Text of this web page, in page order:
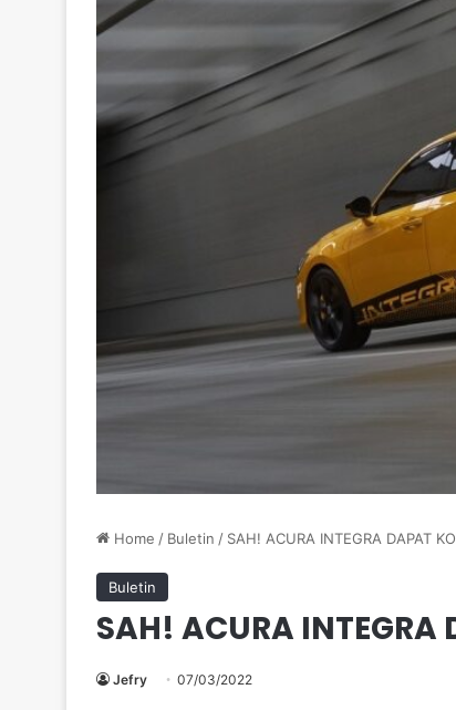
Home / Buletin / SAH! ACURA INTEGRA DAPAT
Buletin
SAH! ACURA INTEGRA
Jefry 07/03/2022